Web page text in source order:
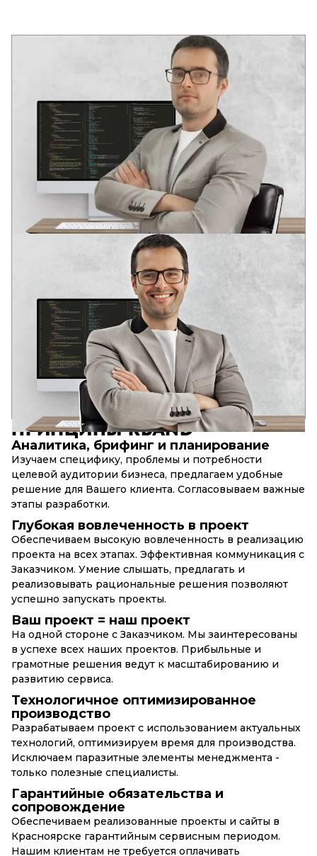
ПРИНЦИПЫRBAND
Аналитика, брифинг и планирование
Изучаем специфику, проблемы и потребности
целевой аудитории бизнеса, предлагаем удобные
решение для Вашего клиента. Согласовываем важные
этапы разработки.
Глубокая вовлеченность в проект
Обеспечиваем высокую вовлеченность в реализацию
проекта на всех этапах. Эффективная коммуникация с
Заказчиком. Умение слышать, предлагать и
реализовывать рациональные решения позволяют
успешно запускать проекты.
Ваш проект = наш проект
На одной стороне с Заказчиком. Мы заинтересованы
в успехе всех наших проектов. Прибыльные и
грамотные решения ведут к масштабированию и
развитию сервиса.
Технологичное оптимизированное
производство
Разрабатываем проект с использованием актуальных
технологий, оптимизируем время для производства.
Исключаем паразитные элементы менеджмента -
только полезные специалисты.
Гарантийные обязательства и
сопровождение
Обеспечиваем реализованные проекты и сайты в
Красноярске гарантийным сервисным периодом.
Нашим клиентам не требуется оплачивать
17+ 90+
успешных web-проектов
10+
сложных web-сервисов
ВЕДУЩИЙ РАЗРАБОТЧИК
Два профильных образования в области разработки
программного обеспечения
В юном возрасте оценил потенциал информационных
технологий: глобализацию и глубину интеграции IT-
решений в социальные структуры современного общества.
Опыт в различных IT областях с 2006 года. Аналитическое
системное мышление. Компетенции для решения задача
бизнеса, DevOps, Full stack, SEO.